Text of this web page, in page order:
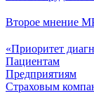
Второе мнение
«Приоритет
Пациентам
Предприятиям
Страховым